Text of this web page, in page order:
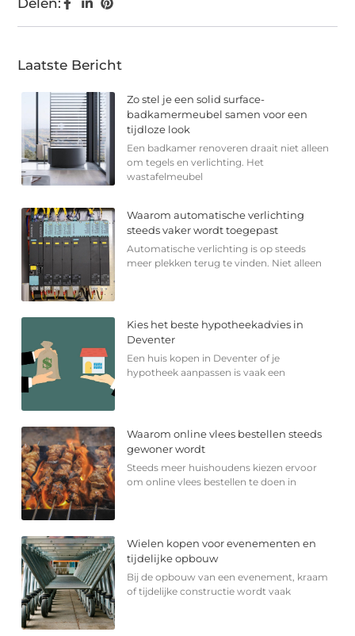
Delen:
Laatste Bericht
Zo stel je een solid surface-
badkamermeubel samen voor een
tijdloze look
Een badkamer renoveren draait niet alleen
om tegels en verlichting. Het
wastafelmeubel
Waarom automatische verlichting
steeds vaker wordt toegepast
Automatische verlichting is op steeds
meer plekken terug te vinden. Niet alleen
Kies het beste hypotheekadvies in
Deventer
Een huis kopen in Deventer of je
hypotheek aanpassen is vaak een
Waarom online vlees bestellen steeds
gewoner wordt
Steeds meer huishoudens kiezen ervoor
om online vlees bestellen te doen in
Wielen kopen voor evenementen en
tijdelijke opbouw
Bij de opbouw van een evenement, kraam
of tijdelijke constructie wordt vaak